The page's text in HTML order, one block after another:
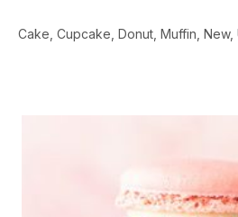
Cake Cupcake Donut Muffin New